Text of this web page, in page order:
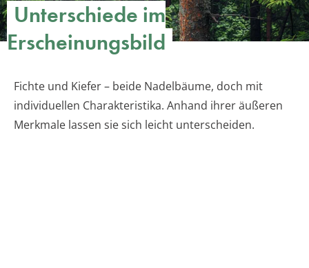
Unterschiede im
Erscheinungsbild
Fichte und Kiefer – beide Nadelbäume, doch mit
individuellen Charakteristika. Anhand ihrer äußeren
Merkmale lassen sie sich leicht unterscheiden.